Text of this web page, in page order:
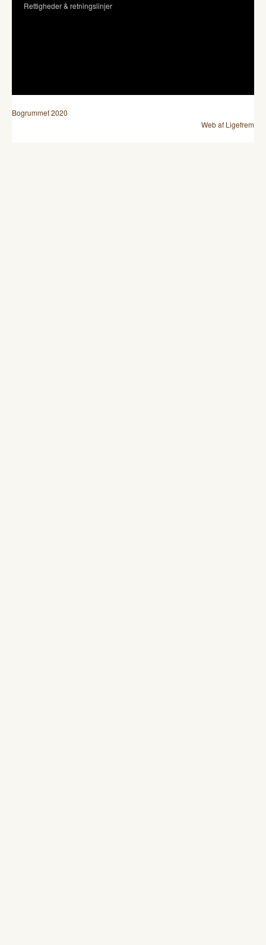
Rettigheder & retningslinjer
Bogrummet 2020
Web af Ligefrem